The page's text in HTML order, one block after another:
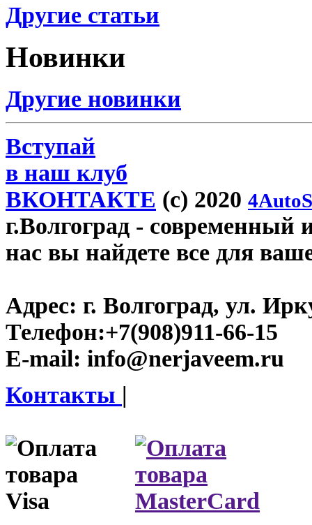
Другие статьи
Новинки
Другие новинки
Вступай
в наш клуб
ВКОНТАКТЕ (c) 2020
г.Волгоград - современный
нас вы найдете все для
Адрес: г. Волгоград, ул.
Телефон:+7(908)911-66-15
E-mail: info@nerjaveem.ru
Контакты |